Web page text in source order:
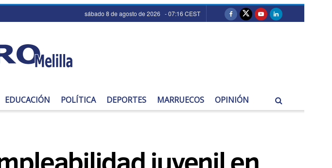
sábado 8 de agosto de 2026 - 07:16 CEST
EDUCACIÓN POLÍTICA DEPORTES MARRUECOS OPINIÓN